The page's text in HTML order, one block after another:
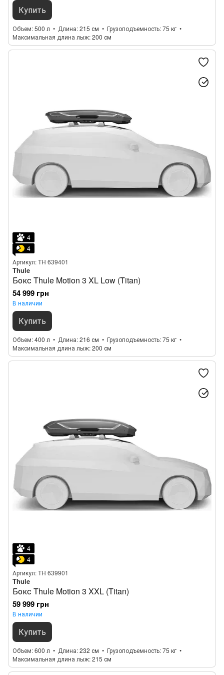
Купить
Объем 500 л Длина 215 см Грузоподъемность 75 кг
Максимальная длина лыж 200 см
4
4
Артикул: TH 639401
Thule
Бокс Thule Motion 3 XL Low (Titan)
54 999 грн
В наличии
Купить
Объем 400 л Длина 216 см Грузоподъемность 75 кг
Максимальная длина лыж 200 см
4
4
Артикул: TH 639901
Thule
Бокс Thule Motion 3 XXL (Titan)
59 999 грн
В наличии
Купить
Объем 600 л Длина 232 см Грузоподъемность 75 кг
Максимальная длина лыж 215 см